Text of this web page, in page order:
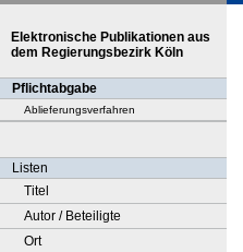
Elektronische Publikationen aus
dem Regierungsbezirk Köln
Pflichtabgabe
Ablieferungsverfahren
Listen
Titel
Autor / Beteiligte
Ort